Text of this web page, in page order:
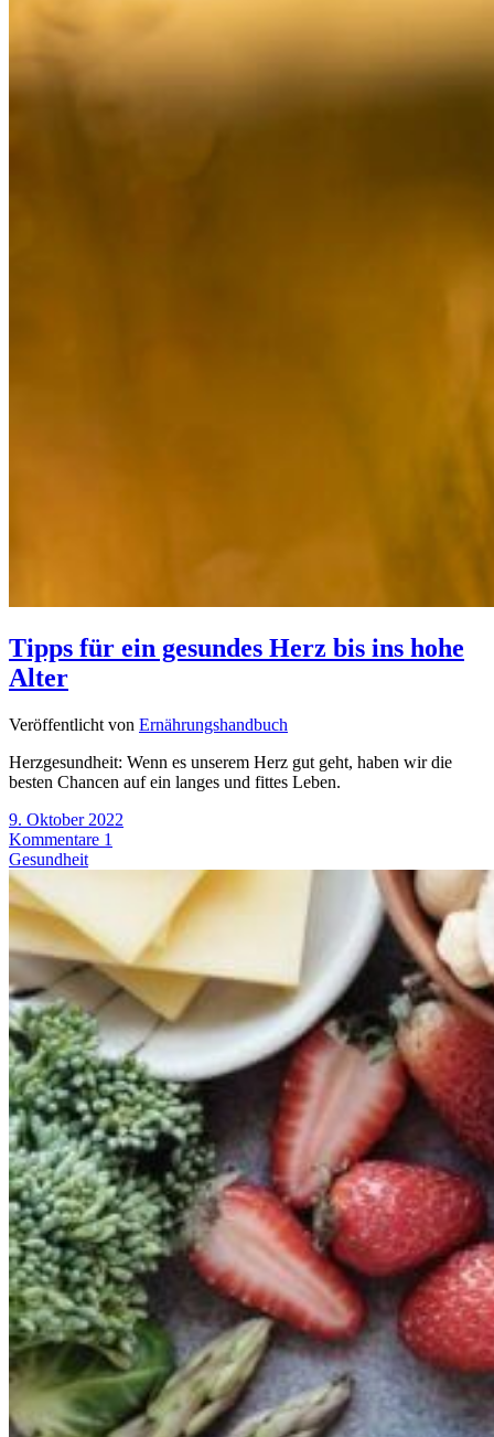
Tipps für ein gesundes Herz bis ins hohe
Alter
Veröffentlicht von Ernährungshandbuch
Herzgesundheit: Wenn es unserem Herz gut geht, haben wir die
besten Chancen auf ein langes und fittes Leben.
9. Oktober 2022
Kommentare 1
Gesundheit